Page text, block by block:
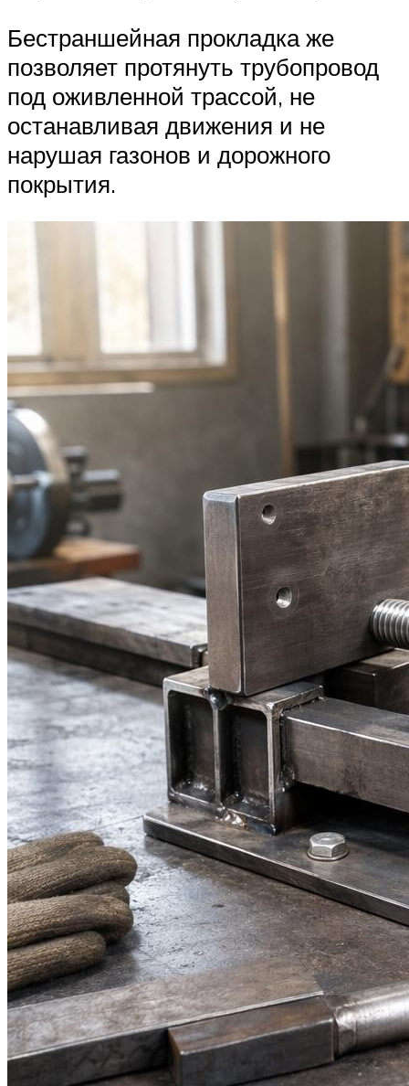
Бестраншейная прокладка же
позволяет протянуть трубопровод
под оживленной трассой, не
останавливая движения и не
нарушая газонов и дорожного
покрытия.